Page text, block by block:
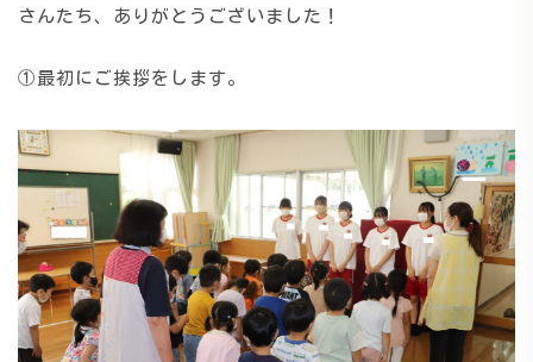
さんたち、ありがとうございました！
①最初にご挨拶をします。
施設の紹介